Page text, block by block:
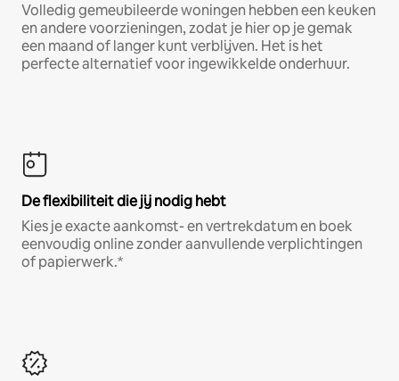
Volledig gemeubileerde woningen hebben een keuken
en andere voorzieningen, zodat je hier op je gemak
een maand of langer kunt verblijven. Het is het
perfecte alternatief voor ingewikkelde onderhuur.
De flexibiliteit die jij nodig hebt
Kies je exacte aankomst- en vertrekdatum en boek
eenvoudig online zonder aanvullende verplichtingen
of papierwerk.*